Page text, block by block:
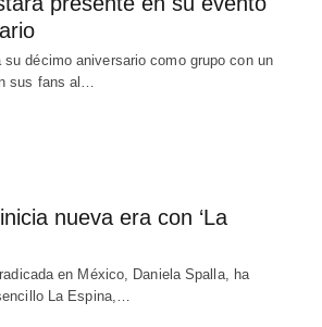
su décimo aniversario como grupo con un
sus fans al…
nueva era con ‘La
en México, Daniela Spalla, ha
La Espina,…